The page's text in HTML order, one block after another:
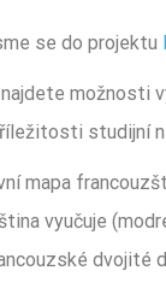
se do projektu
najdete možnosti
studijní
mapa
vyučuje
dvojité